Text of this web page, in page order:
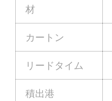
材
カートン
リードタイム
積出港